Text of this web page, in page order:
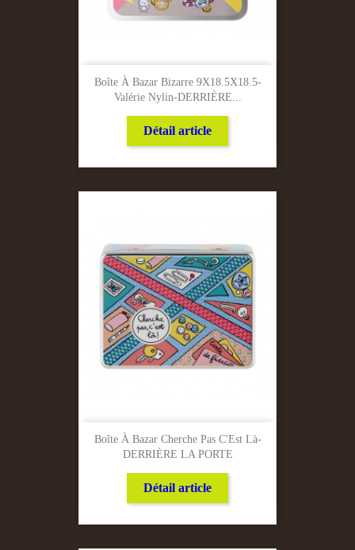
Boîte À Bazar Bizarre 9X18.5X18.5-
Valérie Nylin-DERRIÈRE...
Détail article
Boîte À Bazar Cherche Pas C'Est Là-
DERRIÈRE LA PORTE
Détail article